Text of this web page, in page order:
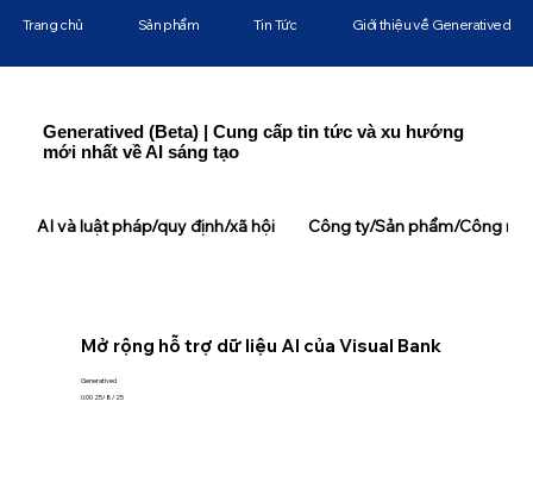
Generatived (Beta) | Cung cấp tin tức và xu hướng
mới nhất về AI sáng tạo
Mở rộng hỗ trợ dữ liệu AI của Visual Bank
Generatived
0:00 25/8/25
Trang chủ Sản phẩm Tin Tức Giới thiệu về Generatived
AI và luật pháp/quy định/xã hội Công ty/Sản phẩm/Công